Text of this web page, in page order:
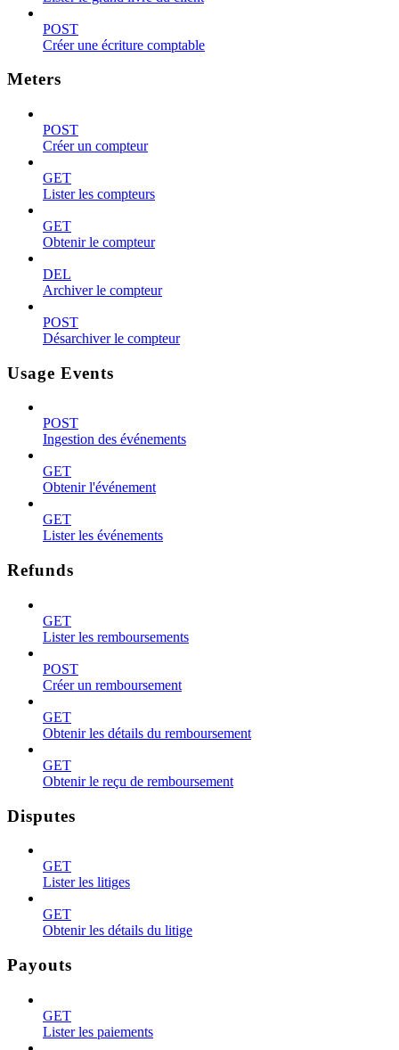
POST
Créer une écriture comptable
Meters
POST
Créer un compteur
GET
Lister les compteurs
GET
Obtenir le compteur
DEL
Archiver le compteur
POST
Désarchiver le compteur
Usage Events
POST
Ingestion des événements
GET
Obtenir l'événement
GET
Lister les événements
Refunds
GET
Lister les remboursements
POST
Créer un remboursement
GET
Obtenir les détails du remboursement
GET
Obtenir le reçu de remboursement
Disputes
GET
Lister les litiges
GET
Obtenir les détails du litige
Payouts
GET
Lister les paiements